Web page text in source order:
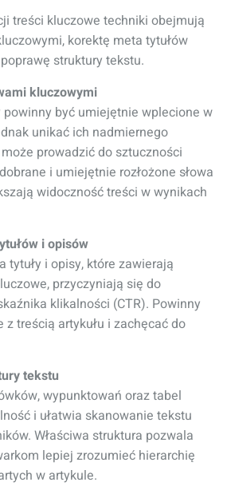
treści kluczowe techniki obejmują
korektę meta tytułów
struktury tekstu.
kluczowymi
być umiejętnie wplecione w
unikać ich nadmiernego
prowadzić do sztuczności
i umiejętnie rozłożone słowa
widoczność treści w wynikach
i opisów
tytuły i opisy, które zawierają
przyczyniają się do
klikalności (CTR). Powinny
z treścią artykułu i zachęcać do
tekstu
wypunktowań oraz tabel
i ułatwia skanowanie tekstu
Właściwa struktura pozwala
lepiej zrozumieć hierarchię
w artykule.